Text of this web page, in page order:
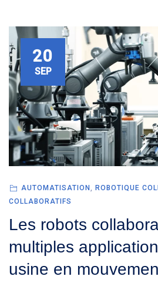
20
SEP
AUTOMATISATION, ROBOTIQUE
COLLABORATIFS
Les robots
multiples
usine en